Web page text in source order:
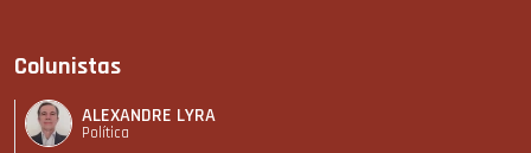
Colunistas
ALEXANDRE LYRA
Política